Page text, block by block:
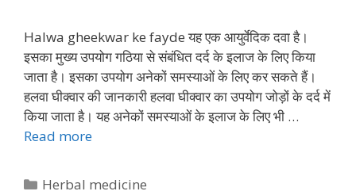
Halwa gheekwar ke fayde यह एक आयुर्वेदिक दवा है।
इसका मुख्य उपयोग गठिया से संबंधित दर्द के इलाज के लिए किया
जाता है। इसका उपयोग अनेकों समस्याओं के लिए कर सकते हैं।
हलवा घीक्वार की जानकारी हलवा घीक्वार का उपयोग जोड़ों के दर्द में
किया जाता है। यह अनेकों समस्याओं के इलाज के लिए भी …
Read more
Categories
Herbal medicine